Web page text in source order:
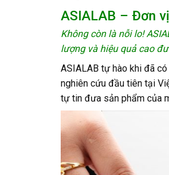
ASIALAB – Đơn
Không còn là nỗi lo!
lượng và hiệu quả cao
ASIALAB tự hào khi đã
nghiên cứu đầu tiên tại
tự tin đưa sản phẩm của